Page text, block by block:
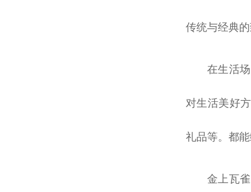
传统与经典
在生活
对生活美好
礼品等。都
金上瓦